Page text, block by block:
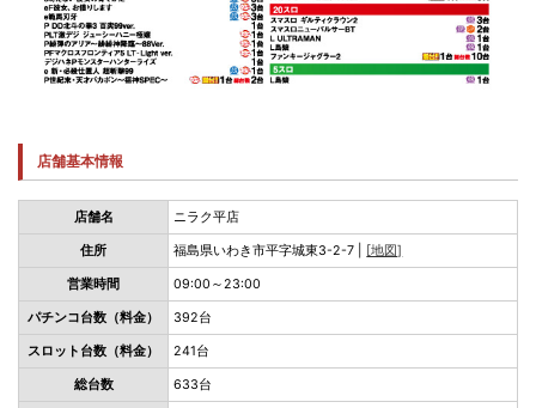
店舗基本情報
店舗名 ニラク平店
住所 福島県いわき市平字城東3-2-7 | [地図]
営業時間 09:00～23:00
パチンコ台数（料金） 392台
スロット台数（料金） 241台
総台数 633台